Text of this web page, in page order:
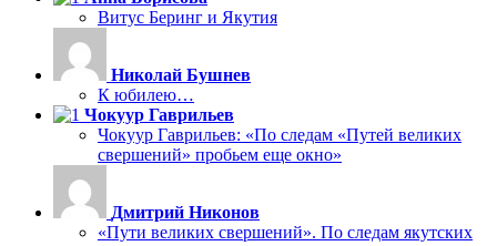
Витус Беринг и Якутия
Николай Бушнев
К юбилею…
Чокуур Гаврильев
Чокуур Гаврильев: «По следам «Путей великих
свершений» пробьем еще окно»
Дмитрий Никонов
«Пути великих свершений». По следам якутских